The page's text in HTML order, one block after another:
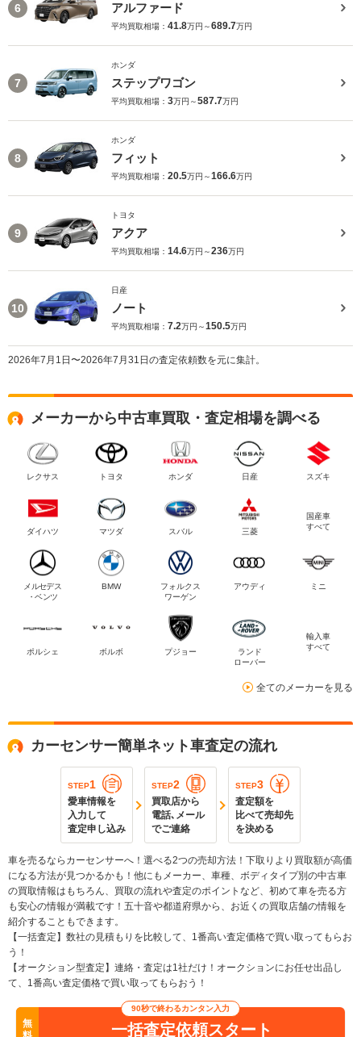
6 アルファード
平均買取相場： 41.8万円～689.7万円
7
ホンダ
ステップワゴン
平均買取相場： 3万円～587.7万円
8
ホンダ
フィット
平均買取相場： 20.5万円～166.6万円
9
トヨタ
アクア
平均買取相場： 14.6万円～236万円
10
日産
ノート
平均買取相場： 7.2万円～150.5万円
2026年7月1日〜2026年7月31日の査定依頼数を元に集計。
メーカーから中古車買取・査定相場を調べる
レクサス トヨタ ホンダ 日産 スズキ
ダイハツ マツダ スバル 三菱
国産車
すべて
メルセデス
・ベンツ
BMW
フォルクス
ワーゲン
アウディ ミニ
ポルシェ ボルボ プジョー
ランド
ローバー
輸入車
すべて
全てのメーカーを見る
カーセンサー簡単ネット車査定の流れ
STEP1
愛車情報を
入力して
査定申し込み
STEP2
買取店から
電話､メール
でご連絡
STEP3
査定額を
比べて売却先
を決める
車を売るならカーセンサーへ！選べる2つの売却方法！下取りより買取額が高価
になる方法が見つかるかも！他にもメーカー、車種、ボディタイプ別の中古車
の買取情報はもちろん、買取の流れや査定のポイントなど、初めて車を売る方
も安心の情報が満載です！五十音や都道府県から、お近くの買取店舗の情報を
紹介することもできます。
【一括査定】数社の見積もりを比較して、1番高い査定価格で買い取ってもらお
う！
【オークション型査定】連絡・査定は1社だけ！オークションにお任せ出品し
て、1番高い査定価格で買い取ってもらおう！
無
90秒で終わるカンタン入力
一括査定依頼スタート